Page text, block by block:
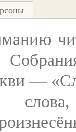
—